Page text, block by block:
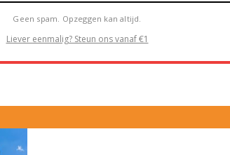
Geen spam. Opzeggen kan altijd.
Liever eenmalig? Steun ons vanaf €1